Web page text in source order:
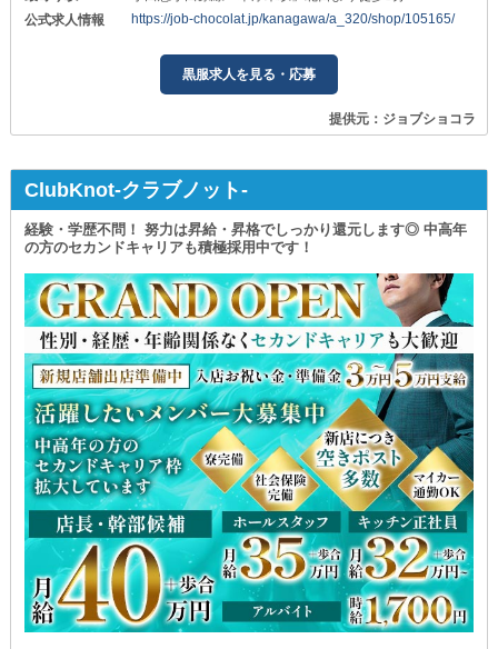
公式求人情報
https://job-chocolat.jp/kanagawa/a_320/shop/105165/
黒服求人を見る・応募
提供元：ジョブショコラ
ClubKnot-クラブノット-
経験・学歴不問！ 努力は昇給・昇格でしっかり還元します◎ 中高年
の方のセカンドキャリアも積極採用中です！